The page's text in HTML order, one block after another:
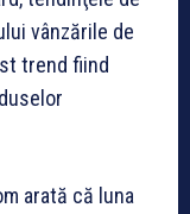
vânzările de
trend fiind
arată că luna